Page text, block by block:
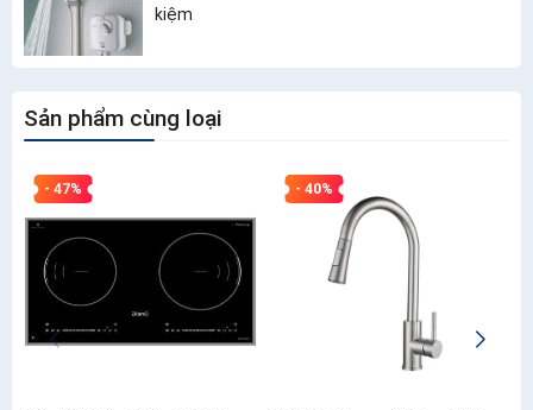
kiệm
Sản phẩm cùng loại
- 47% - 40%